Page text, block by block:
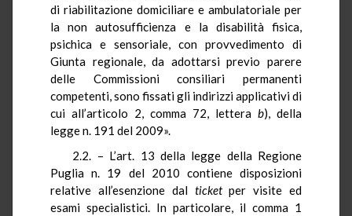
di riabilitazione domiciliare e ambulatoriale per
la non autosufficienza e la disabilità fisica,
psichica e sensoriale, con provvedimento di
Giunta regionale, da adottarsi previo parere
delle Commissioni consiliari permanenti
competenti, sono fissati gli indirizzi applicativi di
cui all’articolo 2, comma 72, lettera b), della
legge n. 191 del 2009».
2.2. – L’art. 13 della legge della Regione
Puglia n. 19 del 2010 contiene disposizioni
relative all’esenzione dal ticketper visite ed
esami specialistici. In particolare, il comma 1